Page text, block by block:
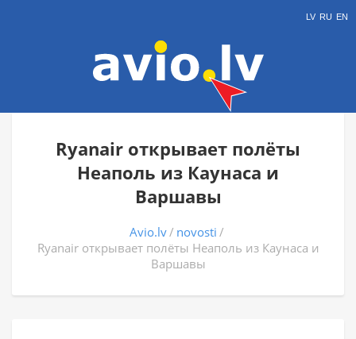
LV RU EN
Ryanair открывает полёты
Неаполь из Каунаса и
Варшавы
Avio.lv
novosti
Ryanair открывает полёты Неаполь из Каунаса и
Варшавы